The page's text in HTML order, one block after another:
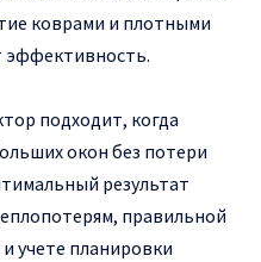
коврами и плотными
эффективность.
подходит, когда
окон без потери
результат
правильной
учете планировки